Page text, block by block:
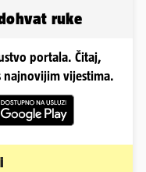
ruke
portala. Čitaj,
vijestima.